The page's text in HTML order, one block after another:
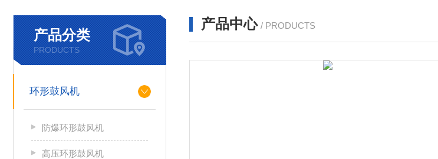
产品分类
PRODUCTS
环形鼓风机
防爆环形鼓风机
高压环形鼓风机
产品中心 / PRODUCTS